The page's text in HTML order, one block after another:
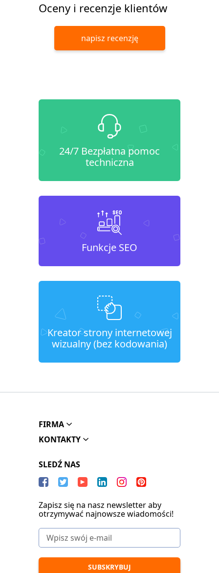
Oceny i recenzje klientów
napisz recenzję
24/7 Bezpłatna pomoc
techniczna
Funkcje SEO
Kreator strony internetowej
wizualny (bez kodowania)
FIRMA
KONTAKTY
SLEDŹ NAS
Zapisz się na nasz newsletter aby
otrzymywać najnowsze wiadomości!